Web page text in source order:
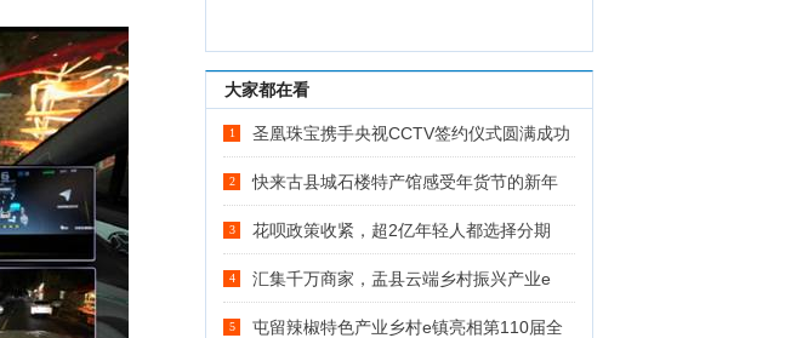
大家都在看
1 圣凰珠宝携手央视CCTV签约仪式圆满成功
2 快来古县城石楼特产馆感受年货节的新年
3 花呗政策收紧，超2亿年轻人都选择分期
4 汇集千万商家，盂县云端乡村振兴产业e
5 屯留辣椒特色产业乡村e镇亮相第110届全